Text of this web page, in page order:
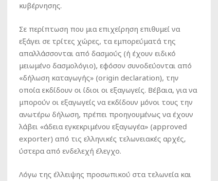
κυβέρνησης.
Σε περίπτωση που μια επιχείρηση επιθυμεί να
εξάγει σε τρίτες χώρες, τα εμπορεύματά της
απαλλάσσονται από δασμούς (ή έχουν ειδικό
μειωμένο δασμολόγιο), εφόσον συνοδεύονται από
«δήλωση καταγωγής» (origin declaration), την
οποία εκδίδουν οι ίδιοι οι εξαγωγείς. Βέβαια, για να
μπορούν οι εξαγωγείς να εκδίδουν μόνοι τους την
ανωτέρω δήλωση, πρέπει προηγουμένως να έχουν
λάβει «άδεια εγκεκριμένου εξαγωγέα» (approved
exporter) από τις ελληνικές τελωνειακές αρχές,
ύστερα από ενδελεχή έλεγχο.
Λόγω της έλλειψης προσωπικού στα τελωνεία και